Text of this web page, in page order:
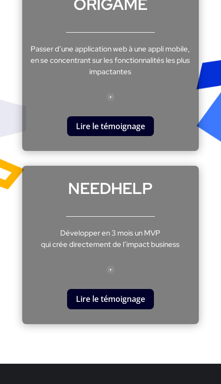
ORIGAME
Passer d’une application web à une appli mobile,
en se concentrant sur les fonctionnalités les plus
impactantes
Lire le témoignage
NEEDHELP
Développer en 3 mois un MVP
qui crée directement de l’impact business
Lire le témoignage